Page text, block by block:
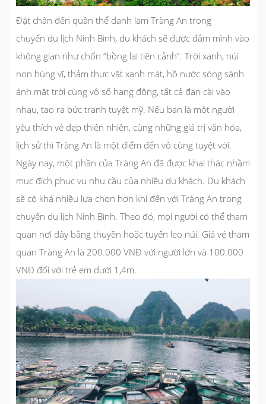
Đặt chân đến quần thể danh lam Tràng An trong
chuyến du lịch Ninh Bình, du khách sẽ được đắm mình vào
không gian như chốn “bồng lai tiên cảnh”. Trời xanh, núi
non hùng vĩ, thảm thực vật xanh mát, hồ nước sóng sánh
ánh mặt trời cùng vô số hang động, tất cả đan cài vào
nhau, tạo ra bức tranh tuyệt mỹ. Nếu bạn là một người
yêu thích vẻ đẹp thiên nhiên, cùng những giá trị văn hóa,
lịch sử thì Tràng An là một điểm đến vô cùng tuyệt vời.
Ngày nay, một phần của Tràng An đã được khai thác nhầm
mục đích phục vụ nhu cầu của nhiều du khách. Du khách
sẽ có khá nhiều lựa chọn hơn khi đến với Tràng An trong
chuyến du lịch Ninh Bình. Theo đó, mọi người có thể tham
quan nơi đây bằng thuyền hoặc tuyến leo núi. Giá vé tham
quan Tràng An là 200.000 VNĐ với người lớn và 100.000
VNĐ đối với trẻ em dưới 1,4m.